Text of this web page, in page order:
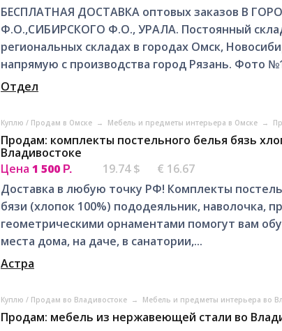
БЕСПЛАТНАЯ ДОСТАВКА оптовых заказов В
Ф.О.,СИБИРСКОГО Ф.О., УРАЛА. Постоянный
региональных складах в городах Омск,
напрямую с производства город Рязань. Фото
Отдел
Куплю / Продам в Омске → Мебель и предметы интерьера в Омске →
Продам: комплекты постельного белья бязь
Владивостоке
Цена 1 500 Р. 19.74 $
€ 16.67
Доставка в любую точку РФ! Комплекты
бязи (хлопок 100%) пододеяльник, наволочка,
геометрическими орнаментами помогут вам
места дома, на даче, в санатории,...
Астра
Куплю / Продам во Владивостоке → Мебель и предметы интерьера во
Продам: мебель из нержавеющей стали во